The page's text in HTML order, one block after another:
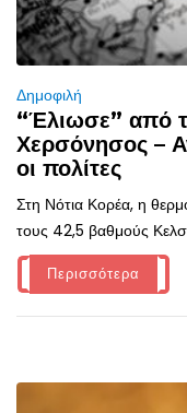
Δημοφιλή
“Έλιωσε” από
Χερσόνησος –
οι πολίτες
Στη Νότια Κορέα, η
τους 42,5 βαθμούς
Περισσότερα